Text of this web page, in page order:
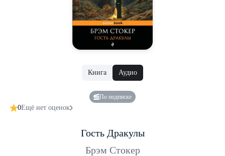
Книга Аудио
По подписке
0Ещё нет оценок
Гость Дракулы
Брэм Стокер